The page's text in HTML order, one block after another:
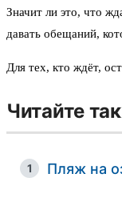
Значит ли это, что
давать обещаний,
Для тех, кто ждёт,
Читайте
1 Пляж на